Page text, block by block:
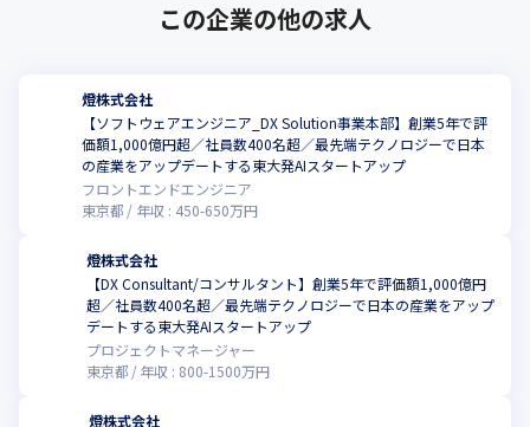
この企業の他の求人
燈株式会社
【ソフトウェアエンジニア_DX Solution事業本部】創業5年で評
価額1,000億円超／社員数400名超／最先端テクノロジーで日本
の産業をアップデートする東大発AIスタートアップ
フロントエンドエンジニア
東京都
年収 : 450-650万円
燈株式会社
【DX Consultant/コンサルタント】創業5年で評価額1,000億円
超／社員数400名超／最先端テクノロジーで日本の産業をアップ
デートする東大発AIスタートアップ
プロジェクトマネージャー
東京都
年収 : 800-1500万円
燈株式会社